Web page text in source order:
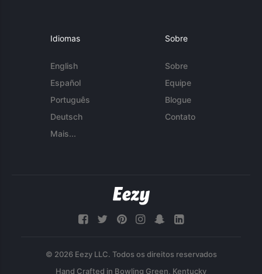
Idiomas
English
Español
Português
Deutsch
Mais...
Sobre
Sobre
Equipe
Blogue
Contato
© 2026 Eezy LLC. Todos os direitos reservados